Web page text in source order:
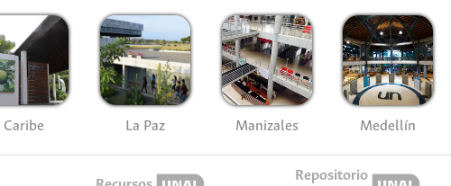
Caribe La Paz Manizales Medellín
Repositorio